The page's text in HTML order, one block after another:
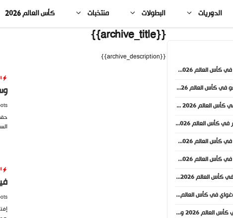
الدوريات البطولات منتخبات كأس العالم 2026
{{archive_title}}
{{archive_description}}
موعد مباراة إنجلترا وكرواتيا في كأس العالم 2026 والقنوات الناقلة
موعد مباراة البرتغال والكونغو في كأس العالم 2026 والقنوات الناقلة
موعد مباراة النمسا والأردن في كأس العالم 2026 والقنوات الناقلة
موعد مباراة الأرجنتين والجزائر في كأس العالم 2026 والقنوات الناقلة
موعد مباراة العراق والنرويج في كأس العالم 2026 والقنوات الناقلة
موعد مباراة فرنسا والسنغال في كأس العالم 2026 والقنوات الناقلة
موعد مباراة إيران ونيوزيلندا في كأس العالم 2026 والقنوات الناقلة
موعد مباراة السعودية وأوروغواي في كأس العالم 2026 والقنوات الناقلة
موعد مباراة بلجيكا ومصر في كأس العالم 2026 والقنوات الناقلة